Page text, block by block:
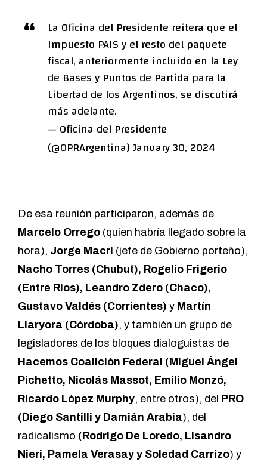
La Oficina del Presidente reitera que el
Impuesto PAIS y el resto del paquete
fiscal, anteriormente incluido en la Ley
de Bases y Puntos de Partida para la
Libertad de los Argentinos, se discutirá
más adelante.
— Oficina del Presidente
(@OPRArgentina)January 30, 2024
De esa reunión participaron, además de
Marcelo Orrego (quien habría llegado sobre la
hora), Jorge Macri (jefe de Gobierno porteño),
Nacho Torres (Chubut), Rogelio Frigerio
(Entre Ríos), Leandro Zdero (Chaco),
Gustavo Valdés (Corrientes) y Martín
Llaryora (Córdoba), y también un grupo de
legisladores de los bloques dialoguistas de
Hacemos Coalición Federal (Miguel Ángel
Pichetto, Nicolás Massot, Emilio Monzó,
Ricardo López Murphy, entre otros), del PRO
(Diego Santilli y Damián Arabia), del
radicalismo (Rodrigo De Loredo, Lisandro
Nieri, Pamela Verasay y Soledad Carrizo) y